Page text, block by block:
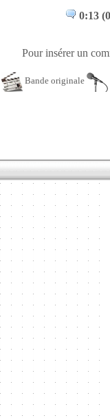
0:13
Pour insérer un
Bande originale